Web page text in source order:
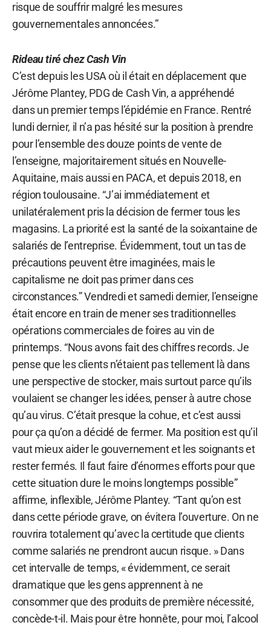
risque de souffrir malgré les mesures
gouvernementales annoncées.”
Rideau tiré chez Cash Vin
C’est depuis les USA où il était en déplacement que
Jérôme Plantey, PDG de Cash Vin, a appréhendé
dans un premier temps l’épidémie en France. Rentré
lundi dernier, il n’a pas hésité sur la position à prendre
pour l’ensemble des douze points de vente de
l’enseigne, majoritairement situés en Nouvelle-
Aquitaine, mais aussi en PACA, et depuis 2018, en
région toulousaine. “J’ai immédiatement et
unilatéralement pris la décision de fermer tous les
magasins. La priorité est la santé de la soixantaine de
salariés de l’entreprise. Évidemment, tout un tas de
précautions peuvent être imaginées, mais le
capitalisme ne doit pas primer dans ces
circonstances.” Vendredi et samedi dernier, l’enseigne
était encore en train de mener ses traditionnelles
opérations commerciales de foires au vin de
printemps. “Nous avons fait des chiffres records. Je
pense que les clients n’étaient pas tellement là dans
une perspective de stocker, mais surtout parce qu’ils
voulaient se changer les idées, penser à autre chose
qu’au virus. C’était presque la cohue, et c’est aussi
pour ça qu’on a décidé de fermer. Ma position est qu’il
vaut mieux aider le gouvernement et les soignants et
rester fermés. Il faut faire d’énormes efforts pour que
cette situation dure le moins longtemps possible”
affirme, inflexible, Jérôme Plantey. “Tant qu’on est
dans cette période grave, on évitera l’ouverture. On ne
rouvrira totalement qu’avec la certitude que clients
comme salariés ne prendront aucun risque. » Dans
cet intervalle de temps, « évidemment, ce serait
dramatique que les gens apprennent à ne
consommer que des produits de première nécessité,
concède-t-il. Mais pour être honnête, pour moi, l’alcool